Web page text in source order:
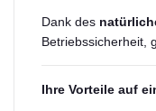
Dank des
Betriebssicherheit,
Ihre Vorteile auf